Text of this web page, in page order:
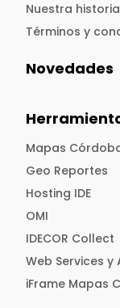
Nuestra historia
Términos y
Novedades
Mapas
Geo Reportes
Hosting IDE
OMI
IDECOR Collect
Web Services y
iFrame Mapas